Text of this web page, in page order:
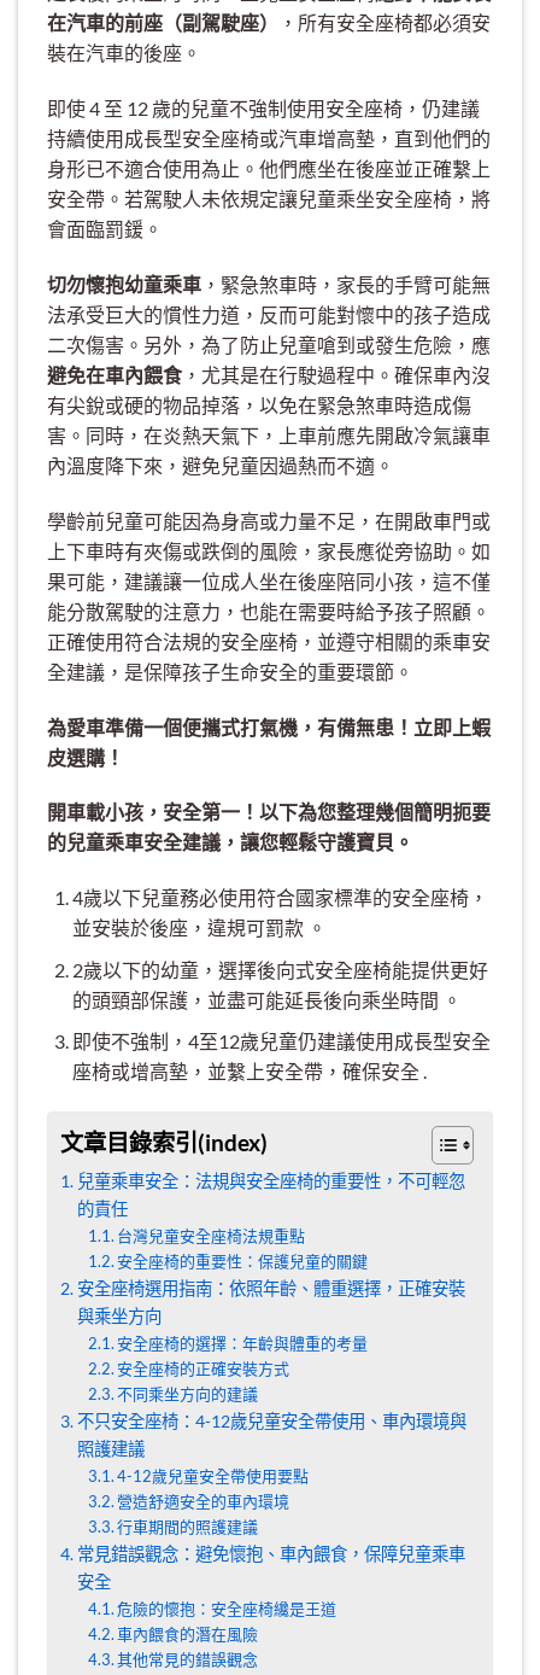
在汽車的前座（副駕駛座）
，所有安全座椅都必須安
裝在汽車的後座。
即使 4 至 12 歲的兒童不強制使用安全座椅，仍建議
持續使用成長型安全座椅或汽車增高墊，直到他們的
身形已不適合使用為止。他們應坐在後座並正確繫上
安全帶。若駕駛人未依規定讓兒童乘坐安全座椅，將
會面臨罰鍰。
切勿懷抱幼童乘車 ，緊急煞車時，家長的手臂可能無
法承受巨大的慣性力道，反而可能對懷中的孩子造成
二次傷害。另外，為了防止兒童嗆到或發生危險，應
避免在車內餵食，尤其是在行駛過程中。確保車內沒
有尖銳或硬的物品掉落，以免在緊急煞車時造成傷
害。同時，在炎熱天氣下，上車前應先開啟冷氣讓車
內溫度降下來，避免兒童因過熱而不適。
學齡前兒童可能因為身高或力量不足，在開啟車門或
上下車時有夾傷或跌倒的風險，家長應從旁協助。如
果可能，建議讓一位成人坐在後座陪同小孩，這不僅
能分散駕駛的注意力，也能在需要時給予孩子照顧。
正確使用符合法規的安全座椅，並遵守相關的乘車安
全建議，是保障孩子生命安全的重要環節。
為愛車準備一個便攜式打氣機，有備無患！立即上蝦
皮選購！
開車載小孩，安全第一！以下為您整理幾個簡明扼要
的兒童乘車安全建議，讓您輕鬆守護寶貝。
4歲以下兒童務必使用符合國家標準的安全座椅，
並安裝於後座，違規可罰款 。
2歲以下的幼童，選擇後向式安全座椅能提供更好
的頭頸部保護，並盡可能延長後向乘坐時間 。
即使不強制，4至12歲兒童仍建議使用成長型安全
座椅或增高墊，並繫上安全帶，確保安全 .
文章目錄索引(index)
兒童乘車安全：法規與安全座椅的重要性，不可輕忽
的責任
台灣兒童安全座椅法規重點
安全座椅的重要性：保護兒童的關鍵
安全座椅選用指南：依照年齡、體重選擇，正確安裝
與乘坐方向
安全座椅的選擇：年齡與體重的考量
安全座椅的正確安裝方式
不同乘坐方向的建議
不只安全座椅：4-12歲兒童安全帶使用、車內環境與
照護建議
4-12歲兒童安全帶使用要點
營造舒適安全的車內環境
行車期間的照護建議
常見錯誤觀念：避免懷抱、車內餵食，保障兒童乘車
安全
危險的懷抱：安全座椅纔是王道
車內餵食的潛在風險
其他常見的錯誤觀念